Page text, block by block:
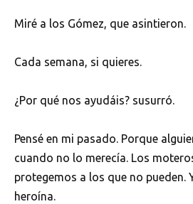
Miré a los Gómez, que asintieron.
Cada semana, si quieres.
¿Por qué nos ayudáis? susurró.
Pensé en mi pasado. Porque
cuando no lo merecía. Los
protegemos a los que no pueden.
heroína.